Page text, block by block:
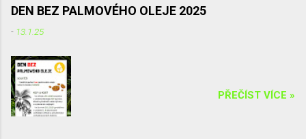
umísťování tabulek do živé zahrady, živý plot p. dohled - Mgr.
exkurze - projekt „ Čistou Vysočinou“ Úklid podél komunikace
Irena Žáková Pro třídu – Kvarta
...
DEN BEZ PALMOVÉHO OLEJE 2025
- 13.1.25
PŘEČÍST VÍCE »